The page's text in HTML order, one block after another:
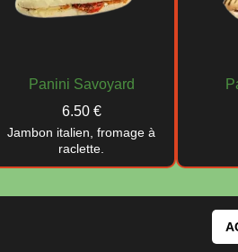
6.50 €
Panini Savoyard
Jambon italien, fromage à
raclette.
Application mobile